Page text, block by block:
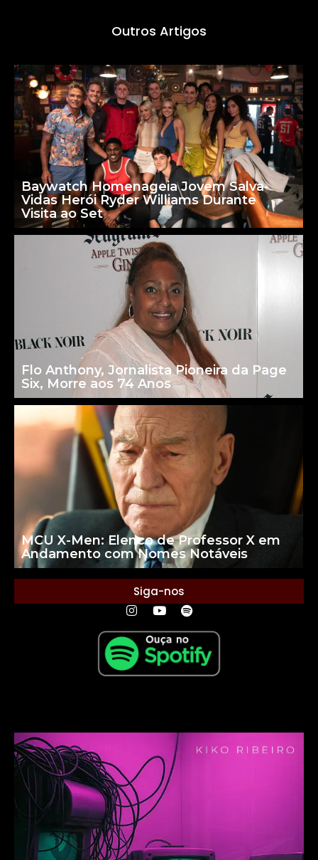
Outros Artigos
Baywatch Homenageia Jovem Salva-
Vidas Herói Ryder Williams Durante
Visita ao Set
Flo Anthony, Jornalista Pioneira da Page
Six, Morre aos 74 Anos
MCU X-Men: Elenco de Professor X em
Andamento com Nomes Notáveis
Siga-nos